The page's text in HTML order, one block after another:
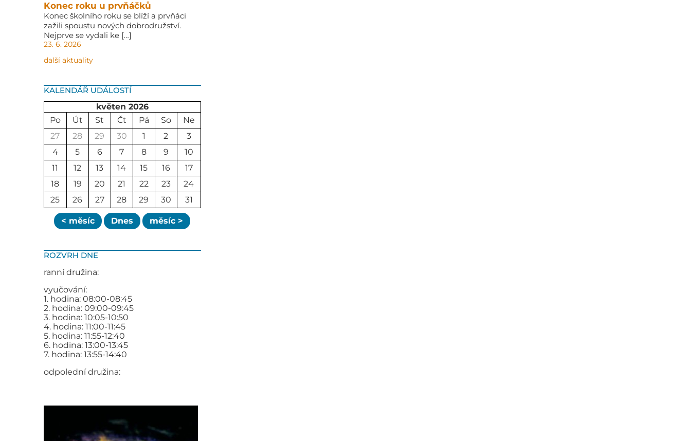
Konec roku u prvňáčků
Konec školního roku se blíží a prvňáci
zažili spoustu nových dobrodružství.
Nejprve se vydali ke […]
23. 6. 2026
další aktuality
KALENDÁŘ UDÁLOSTÍ
květen 2026
Po
Út St Čt Pá So
Ne
27
28 29 30 1 2
3
4
5 6 7 8 9
10
11
12 13 14 15 16
17
18
19 20 21 22 23
24
25
26 27 28 29 30 31
< měsíc Dnes měsíc >
ROZVRH DNE
ranní družina:
vyučování:
1. hodina: 08:00-08:45
2. hodina: 09:00-09:45
3. hodina: 10:05-10:50
4. hodina: 11:00-11:45
5. hodina: 11:55-12:40
6. hodina: 13:00-13:45
7. hodina: 13:55-14:40
odpolední družina: